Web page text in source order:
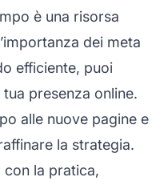
è una risorsa
dei meta
efficiente, puoi
presenza online.
alle nuove pagine e
la strategia.
con la pratica,